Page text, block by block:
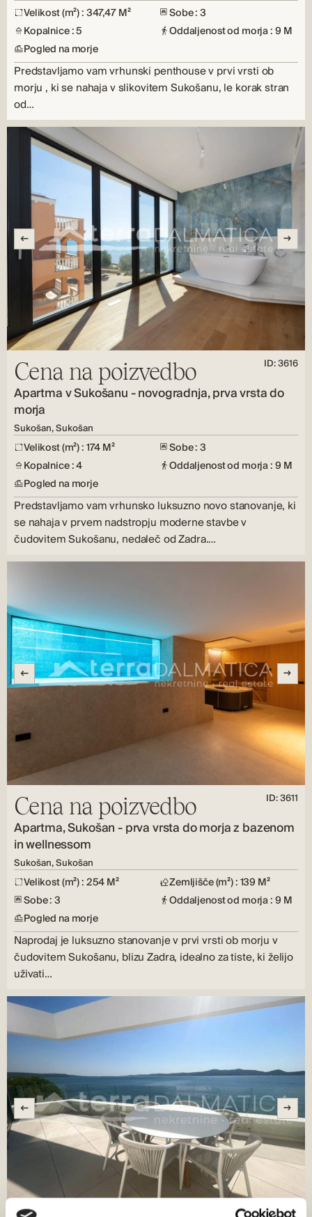
Velikost (m²) : 347,47 M²
Sobe : 3
Kopalnice : 5
Oddaljenost od morja : 9 M
Pogled na morje
Predstavljamo vam vrhunski penthouse v prvi vrsti ob
morju , ki se nahaja v slikovitem Sukošanu, le korak stran
od…
Cena na poizvedbo ID: 3616
Apartma v Sukošanu - novogradnja, prva vrsta do
morja
Sukošan, Sukošan
Velikost (m²) : 174 M²
Sobe : 3
Kopalnice : 4
Oddaljenost od morja : 9 M
Pogled na morje
Predstavljamo vam vrhunsko luksuzno novo stanovanje, ki
se nahaja v prvem nadstropju moderne stavbe v
čudovitem Sukošanu, nedaleč od Zadra.…
Cena na poizvedbo ID: 3611
Apartma, Sukošan - prva vrsta do morja z bazenom
in wellnessom
Sukošan, Sukošan
Velikost (m²) : 254 M²
Zemljišče (m²) : 139 M²
Sobe : 3
Oddaljenost od morja : 9 M
Pogled na morje
Naprodaj je luksuzno stanovanje v prvi vrsti ob morju v
čudovitem Sukošanu, blizu Zadra, idealno za tiste, ki želijo
uživati…